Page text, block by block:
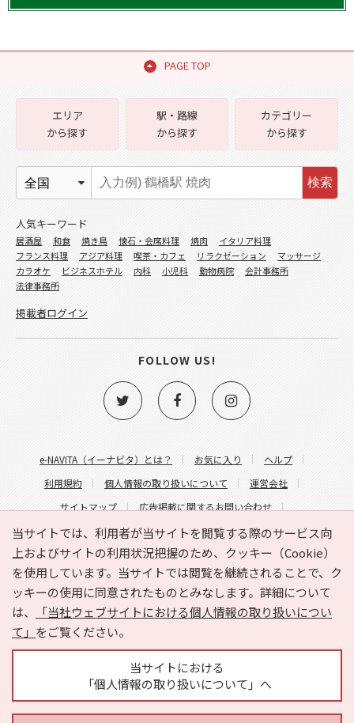
PAGE TOP
当サイトでは、利用者が当サイトを閲覧する際のサービス向
上およびサイトの利用状況把握のため、クッキー（Cookie）
を使用しています。当サイトでは閲覧を継続されることで、ク
ッキーの使用に同意されたものとみなします。詳細について
は、
「当社ウェブサイトにおける個人情報の取り扱いについ
て」 をご覧ください。
当サイトにおける
「個人情報の取り扱いについて」へ
e-NAVITA（イーナビタ）とは？ お気に入り
ヘルプ
利用規約
個人情報の取り扱いについて
運営会社
サイトマップ
広告掲載に関するお問い合わせ
サイトの内容に関するお問い合わせ
エリア
から探す
駅・路線
から探す
カテゴリー
から探す
検索
人気キーワード
居酒屋 和食 焼き鳥 懐石・会席料理 焼肉
イタリア料理
フランス料理
アジア料理 喫茶・カフェ リラクゼーション
マッサージ
カラオケ
ビジネスホテル 内科 小児科 動物病院
会計事務所
法律事務所
掲載者ログイン
FOLLOW US!
Copyright © HYOJITO.Co.,Ltd. All Rights Reserved.